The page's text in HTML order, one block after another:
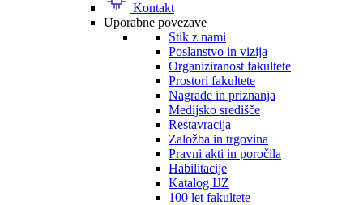
Kontakt
Uporabne povezave
Stik z nami
Poslanstvo in vizija
Organiziranost fakultete
Prostori fakultete
Nagrade in priznanja
Medijsko središče
Restavracija
Založba in trgovina
Pravni akti in poročila
Habilitacije
Katalog IJZ
100 let fakultete